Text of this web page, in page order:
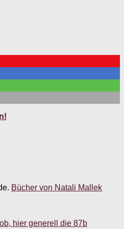
Bücher von Natali Mallek
hier generell die 87b